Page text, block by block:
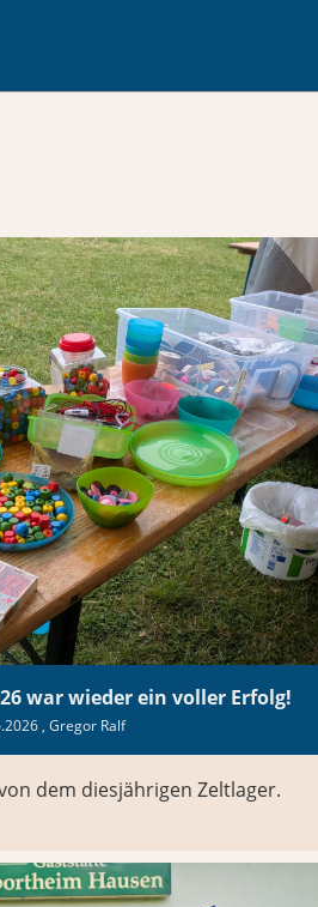
war wieder ein voller Erfolg!
, Gregor Ralf
dem diesjährigen Zeltlager.